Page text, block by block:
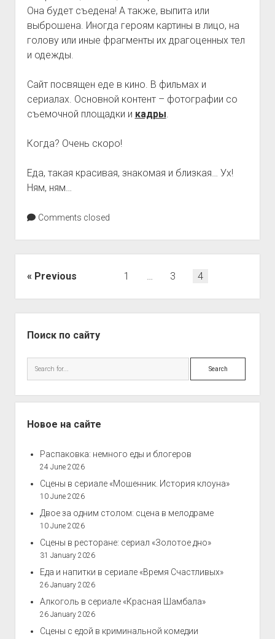
Она будет съедена! А также, выпита или
выброшена. Иногда героям картины в лицо, на
голову или иные фрагменты их драгоценных тел
и одежды.
Сайт посвящен еде в кино. В фильмах и
сериалах. Основной контент – фотографии со
съемочной площадки и кадры.
Когда? Очень скоро!
Еда, такая красивая, знакомая и близкая… Ух!
Ням, ням…
Comments closed
Posts
Previous 1 … 3 4
Поиск по сайту
Search
Новое на сайте
Распаковка: немного еды и блогеров
24 June 2026
Сцены в сериале «Мошенник. История клоуна»
10 June 2026
Двое за одним столом: сцена в мелодраме
10 June 2026
Сцены в ресторане: сериал «Золотое дно»
31 January 2026
Еда и напитки в сериале «Время Счастливых»
26 January 2026
Алкоголь в сериале «Красная Шамбала»
26 January 2026
Сцены с едой в криминальной комедии